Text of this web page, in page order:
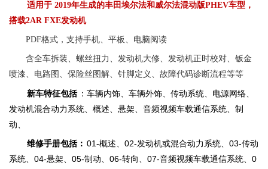
适用于 2019年生成的丰田埃尔法和威尔法混动版PHEV车型，
搭载2AR FXE发动机
PDF格式，支持手机、平板、电脑阅读
含全车拆装、螺丝扭力、发动机大修、发动机正时校对、钣金
喷漆、电路图、保险丝图解、针脚定义、故障代码诊断流程等等
新车特征包括 ：车辆内饰、车辆外饰、传动系统、电源网络、
发动机混合动力系统、概述、悬架、音频视频车载通信系统、制
动、
维修手册包括： 01-概述、02-发动机或混合动力系统、03-传动
系统、04-悬架、05-制动、06-转向、07-音频视频车载通信系统、0